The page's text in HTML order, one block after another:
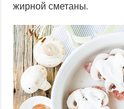
жирной сметаны.